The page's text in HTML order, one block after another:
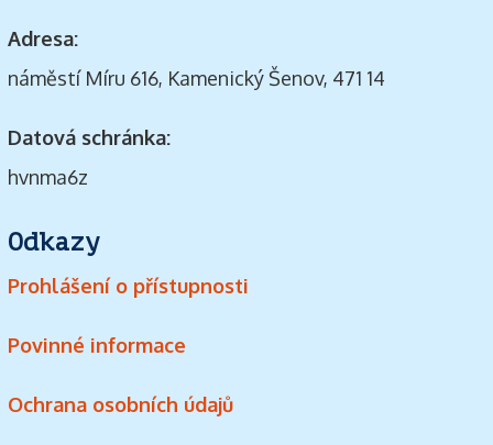
Adresa:
náměstí Míru 616, Kamenický Šenov, 471 14
Datová schránka:
hvnma6z
Odkazy
Prohlášení o přístupnosti
Povinné informace
Ochrana osobních údajů